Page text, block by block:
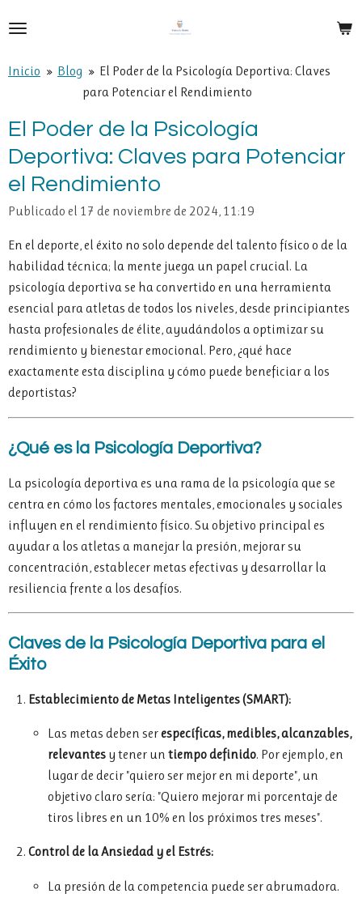
al
principal
Inicio » Blog » El Poder de la Psicología Deportiva: Claves
para Potenciar el Rendimiento
El Poder de la Psicología
Deportiva: Claves para Potenciar
el Rendimiento
Publicado el 17 de noviembre de 2024, 11:19
En el deporte, el éxito no solo depende del talento físico o de la
habilidad técnica; la mente juega un papel crucial. La
psicología deportiva se ha convertido en una herramienta
esencial para atletas de todos los niveles, desde principiantes
hasta profesionales de élite, ayudándolos a optimizar su
rendimiento y bienestar emocional. Pero, ¿qué hace
exactamente esta disciplina y cómo puede beneficiar a los
deportistas?
¿Qué es la Psicología Deportiva?
La psicología deportiva es una rama de la psicología que se
centra en cómo los factores mentales, emocionales y sociales
influyen en el rendimiento físico. Su objetivo principal es
ayudar a los atletas a manejar la presión, mejorar su
concentración, establecer metas efectivas y desarrollar la
resiliencia frente a los desafíos.
Claves de la Psicología Deportiva para el
Éxito
Establecimiento de Metas Inteligentes (SMART):
Las metas deben serespecíficas, medibles, alcanzables,
relevantes y tener un tiempo definido. Por ejemplo, en
lugar de decir "quiero ser mejor en mi deporte", un
objetivo claro sería: "Quiero mejorar mi porcentaje de
tiros libres en un 10% en los próximos tres meses".
Control de la Ansiedad y el Estrés:
La presión de la competencia puede ser abrumadora.